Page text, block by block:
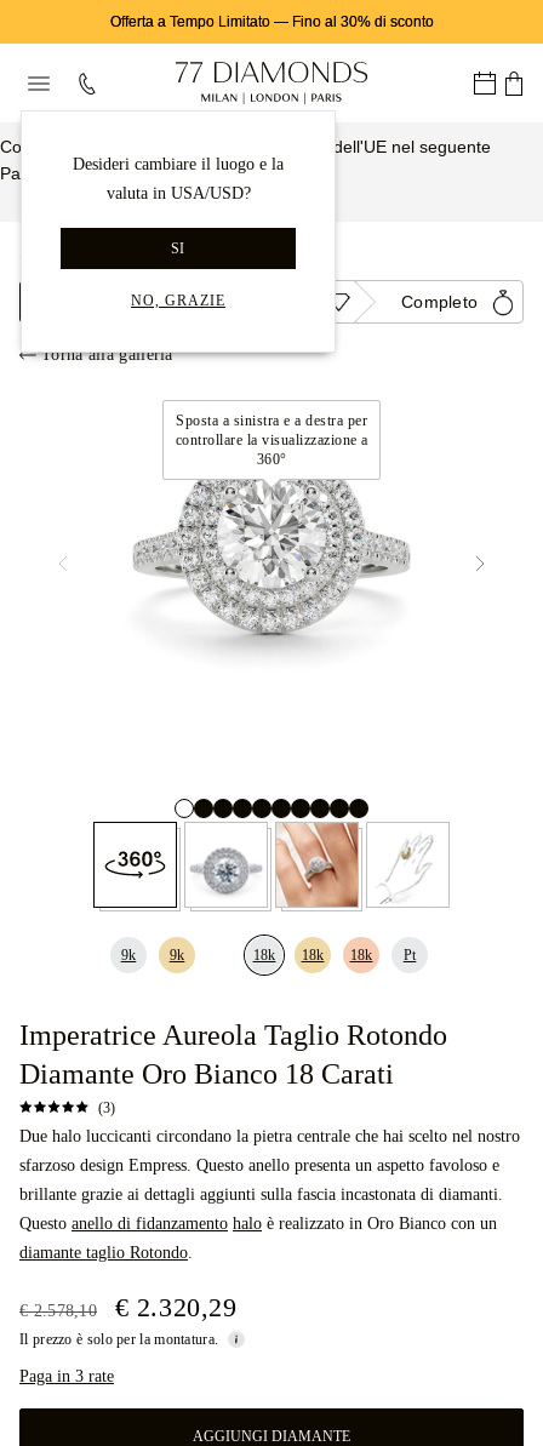
Offerta a Tempo Limitato— Fino al 30% di sconto
Desideri cambiare il luogo e la
valuta in USA/USD?
SI
NO, GRAZIE
Consegna gratuita e assicurata dall'interno dell'UE nel seguente
Paese:
Italia
Scopri di Più
Anelli Di Fidanzamento
Montatura Completo
Torna alla galleria
Sposta a sinistra e a destra per
controllare la visualizzazione a
360°
9k 9k 18k 18k 18k Pt
Imperatrice Aureola Taglio Rotondo
Diamante Oro Bianco 18 Carati
(3)
Due halo luccicanti circondano la pietra centrale che hai scelto nel nostro
sfarzoso design Empress. Questo anello presenta un aspetto favoloso e
brillante grazie ai dettagli aggiunti sulla fascia incastonata di diamanti.
Questo anello di fidanzamento halo è realizzato in Oro Bianco con un
diamante taglio Rotondo.
€ 2.578,10 € 2.320,29
Il prezzo è solo per la montatura.
Paga in 3 rate
AGGIUNGI DIAMANTE